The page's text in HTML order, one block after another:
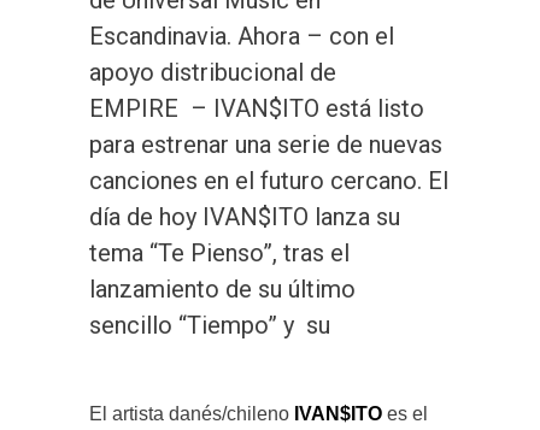
Escandinavia. Ahora – con el
apoyo distribucional de
EMPIRE – IVAN$ITO está listo
para estrenar una serie de nuevas
canciones en el futuro cercano. El
día de hoy IVAN$ITO lanza su
tema “Te Pienso”, tras el
lanzamiento de su último
sencillo “Tiempo” y su
El artista danés/chileno IVAN$ITO es el